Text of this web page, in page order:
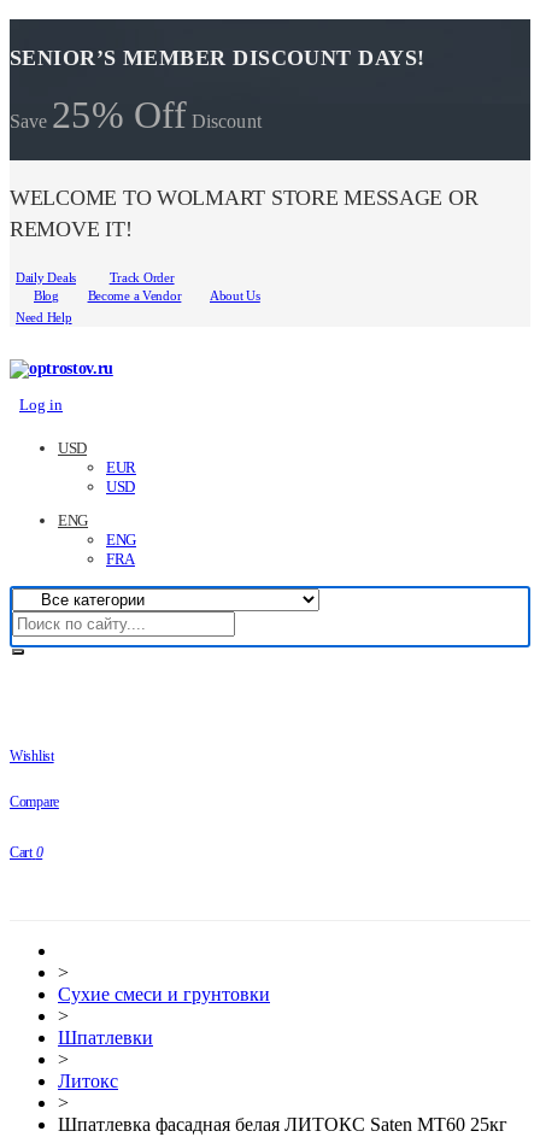
SENIOR’S MEMBER DISCOUNT DAYS!
Save 25% Off Discount
WELCOME TO WOLMART STORE MESSAGE OR
REMOVE IT!
Daily Deals
Track Order
Blog
Become a Vendor
About Us
Need Help
Log in
USD
EUR
USD
ENG
ENG
FRA
Wishlist
Compare
Cart 0
>
Сухие смеси и грунтовки
>
Шпатлевки
>
Литокс
>
Шпатлевка фасадная белая ЛИТОКС Saten MT60 25кг